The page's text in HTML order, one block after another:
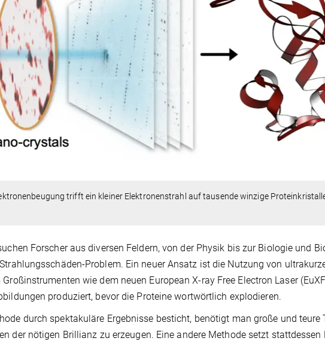
trifft ein kleiner Elektronenstrahl auf tausende winzige
Forscher aus diversen Feldern, von der Physik bis zur Biologie und
Problem. Ein neuer Ansatz ist die Nutzung von
wie dem neuen European X-ray Free Electron Laser
produziert, bevor die Proteine wortwörtlich explodieren.
durch spektakuläre Ergebnisse besticht, benötigt man große und teure
der nötigen Brillianz zu erzeugen. Eine andere Methode setzt stattdessen